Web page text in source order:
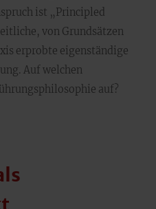
ist „Principled
von Grundsätzen
erprobte eigenständige
Auf welchen
auf?